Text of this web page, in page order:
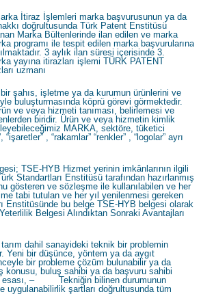
İtiraz İşlemleri marka başvurusunun ya da
doğrultusunda Türk Patent Enstitüsü
Marka Bültenlerinde ilan edilen ve marka
programı ile tespit edilen marka başvurularına
3 aylık ilan süresi içerisinde 3.
yayına itirazları işlemi TÜRK PATENT
uzmanı
şahıs, işletme ya da kurumun ürünlerini ve
buluşturmasında köprü görevi görmektedir.
ve veya hizmeti tanıması, belirlemesi ve
biridir. Ürün ve veya hizmetin kimlik
MARKA, sektöre, tüketici
, “rakamlar” “renkler” , “logolar” ayrı
TSE-HYB Hizmet yerinin imkânlarının ilgili
Standartları Enstitüsü tarafından hazırlanmış
gösteren ve sözleşme ile kullanılabilen ve her
tabi tutulan ve her yıl yenilenmesi gereken
Enstitüsünde bu belge TSE-HYB belgesi olarak
Belgesi Alındıktan Sonraki Avantajları
dahil sanayideki teknik bir problemin
Yeni bir düşünce, yöntem ya da aygıt
bir probleme çözüm bulunabilir ya da
konusu, buluş sahibi ya da başvuru sahibi
– Tekniğin bilinen durumunun
şartları doğrultusunda tüm